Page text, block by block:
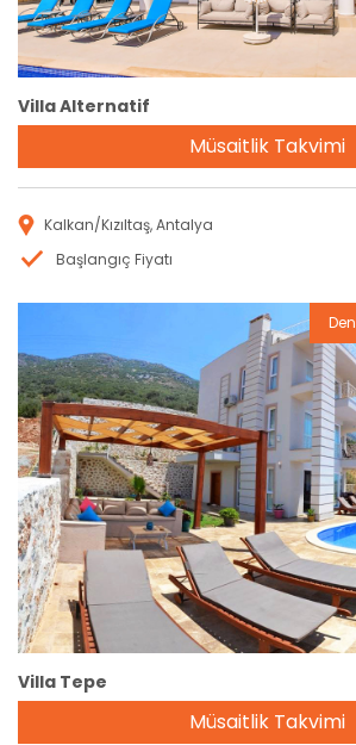
Villa Alternatif
Müsaitlik Takvimi
Kalkan/Kızıltaş, Antalya
Başlangıç Fiyatı
Rezervasyon
Villa Tepe
Müsaitlik Takvimi